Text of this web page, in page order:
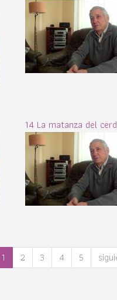
14 La matanza del
1 2 3 4 5